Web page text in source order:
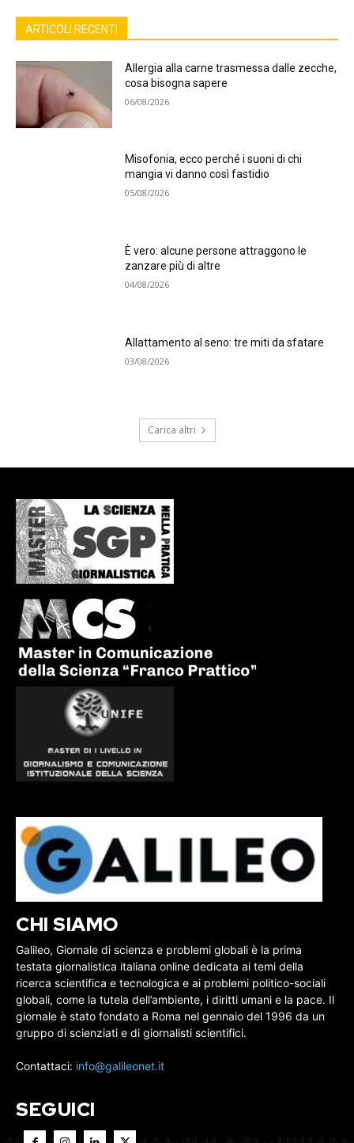
ARTICOLI RECENTI
Allergia alla carne trasmessa dalle zecche,
cosa bisogna sapere
06/08/2026
Misofonia, ecco perché i suoni di chi
mangia vi danno così fastidio
05/08/2026
È vero: alcune persone attraggono le
zanzare più di altre
04/08/2026
Allattamento al seno: tre miti da sfatare
03/08/2026
Carica altri
CHI SIAMO
Galileo, Giornale di scienza e problemi globali è la prima
testata giornalistica italiana online dedicata ai temi della
ricerca scientifica e tecnologica e ai problemi politico-sociali
globali, come la tutela dell’ambiente, i diritti umani e la pace. Il
giornale è stato fondato a Roma nel gennaio del 1996 da un
gruppo di scienziati e di giornalisti scientifici.
Contattaci: info@galileonet.it
SEGUICI